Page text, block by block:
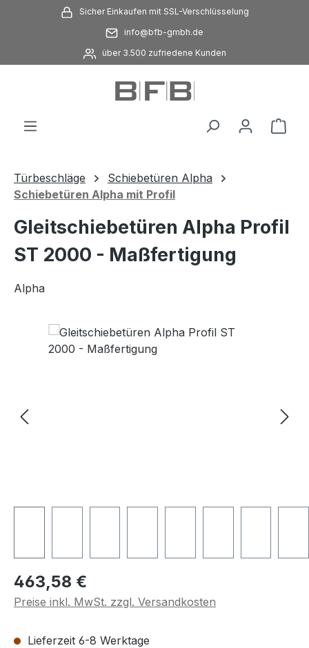
Zum Hauptinhalt springenSicher Einkaufen mit SSL-Verschlüsselung
info@bfb-gmbh.de
über 3.500 zufriedene Kunden
Türbeschläge
Schiebetüren Alpha
Schiebetüren Alpha mit Profil
Gleitschiebetüren Alpha Profil
ST 2000 - Maßfertigung
Alpha
Regulärer Preis:
463,58 €
Preise inkl. MwSt. zzgl. Versandkosten
Lieferzeit 6-8 Werktage